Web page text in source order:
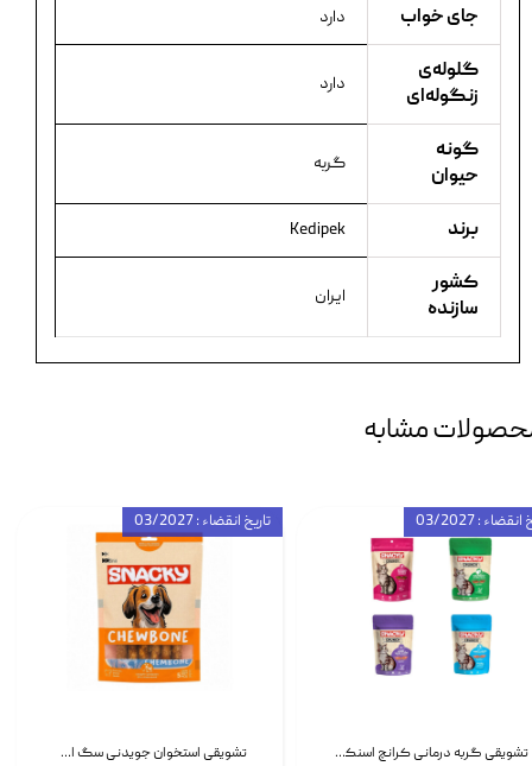
جای خواب دارد
گلوله‌ی
زنگوله‌ای
دارد
گونه
حیوان
گربه
برند Kedipek
کشور
سازنده
ایران
مشابه
تشویقی استخوان جویدنی سگ اسنکی کرانچی با طعم مرغ Snacky Crunchy Munchy وزن 100 گرم
تاریخ انقضاء : 03/2027
تشویقی گربه درمانی کرانچ اسنکی با طعم میکس Snacky Crunch Cat Treats وزن 60 گرم بسته 4 عددی
: 03/2027